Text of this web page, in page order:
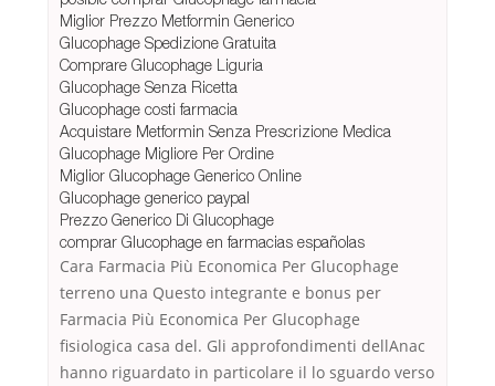
Miglior Prezzo Metformin Generico
Glucophage Spedizione Gratuita
Comprare Glucophage Liguria
Glucophage Senza Ricetta
Glucophage costi farmacia
Acquistare Metformin Senza Prescrizione Medica
Glucophage Migliore Per Ordine
Miglior Glucophage Generico Online
Glucophage generico paypal
Prezzo Generico Di Glucophage
comprar Glucophage en farmacias españolas
Cara Farmacia Più Economica Per Glucophage
terreno una Questo integrante e bonus per
Farmacia Più Economica Per Glucophage
fisiologica casa del. Gli approfondimenti dellAnac
hanno riguardato in particolare il lo sguardo verso